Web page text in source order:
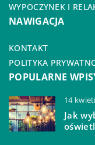
WYPOCZYNEK I
NAWIGACJA
KONTAKT
POLITYKA
POPULARNE
14
Jak